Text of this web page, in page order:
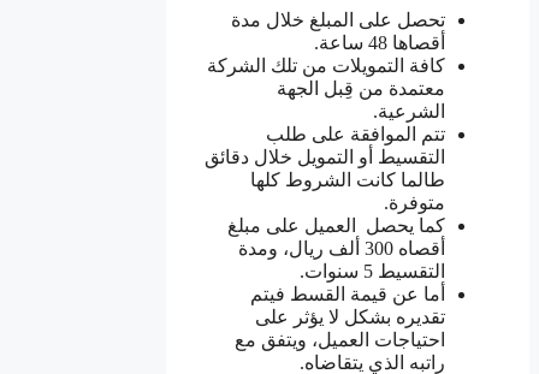
تحصل على المبلغ خلال مدة
أقصاها 48 ساعة.
كافة التمويلات من تلك الشركة
معتمدة من قِبل الجهة
الشرعية.
تتم الموافقة على طلب
التقسيط أو التمويل خلال دقائق
طالما كانت الشروط كلها
متوفرة.
كما يحصل العميل على مبلغ
أقصاه 300 ألف ريال، ومدة
التقسيط 5 سنوات.
أما عن قيمة القسط فيتم
تقديره بشكل لا يؤثر على
احتياجات العميل، ويتفق مع
راتبه الذي يتقاضاه.